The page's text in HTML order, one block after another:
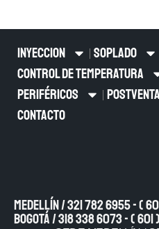
INYECCION SOPLADO
CONTROL DE TEMPERATURA
PERIFÉRICOS
POSTVENTA
CONTACTO
Medellín / 321 782 6955 - (
Bogotá / 318 338 6073 - (